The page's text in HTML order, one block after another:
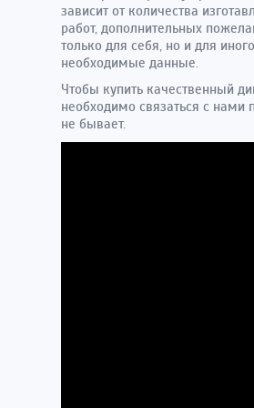
зависит от количества
работ, дополнительных
только для себя, но и для
необходимые данные.
Чтобы купить качественный
необходимо связаться с
не бывает.